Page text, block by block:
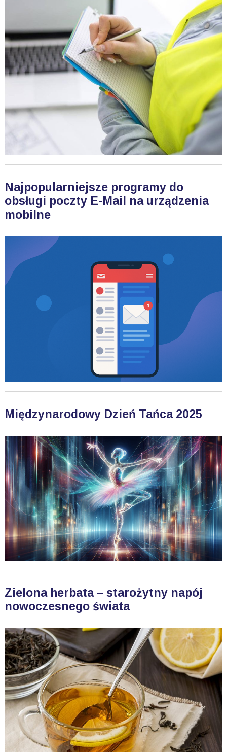
Najpopularniejsze programy do
obsługi poczty E-Mail na urządzenia
mobilne
Międzynarodowy Dzień Tańca 2025
Zielona herbata – starożytny napój
nowoczesnego świata